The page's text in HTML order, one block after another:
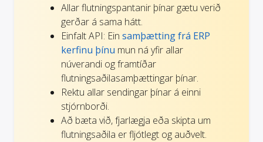
Allar flutningspantanir þínar gætu verið
gerðar á sama hátt.
Einfalt API: Ein samþætting frá ERP
kerfinu þínu mun ná yfir allar
núverandi og framtíðar
flutningsaðilasamþættingar þínar.
Rektu allar sendingar þínar á einni
stjórnborði.
Að bæta við, fjarlægja eða skipta um
flutningsaðila er fljótlegt og auðvelt.